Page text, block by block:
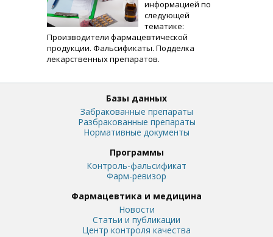
информацией по
следующей
тематике:
Производители фармацевтической
продукции. Фальсификаты. Подделка
лекарственных препаратов.
Базы данных
Забракованные препараты
Разбракованные препараты
Нормативные документы
Программы
Контроль-фальсификат
Фарм-ревизор
Фармацевтика и медицина
Новости
Статьи и публикации
Центр контроля качества